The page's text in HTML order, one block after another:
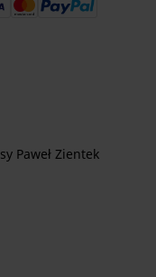
Paweł Zientek